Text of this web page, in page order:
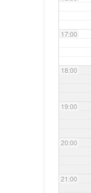
17:00
18:00
19:00
20:00
21:00